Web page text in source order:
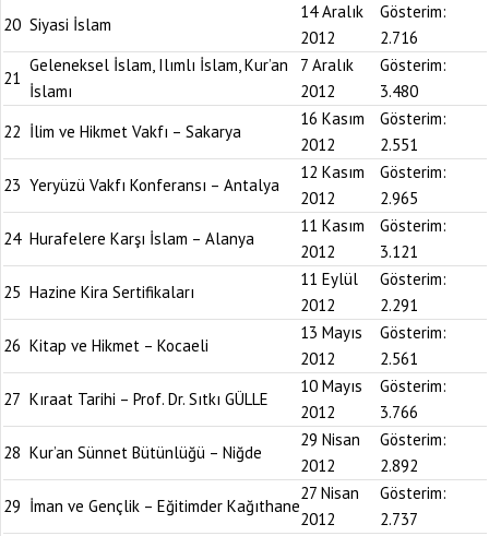
20 Siyasi İslam
14 Aralık
2012
Gösterim:
2.716
21
Geleneksel İslam, Ilımlı İslam, Kur’an
İslamı
7 Aralık
2012
Gösterim:
3.480
22 İlim ve Hikmet Vakfı – Sakarya
16 Kasım
2012
Gösterim:
2.551
23 Yeryüzü Vakfı Konferansı – Antalya
12 Kasım
2012
Gösterim:
2.965
24 Hurafelere Karşı İslam – Alanya
11 Kasım
2012
Gösterim:
3.121
25 Hazine Kira Sertifikaları
11 Eylül
2012
Gösterim:
2.291
26 Kitap ve Hikmet – Kocaeli
13 Mayıs
2012
Gösterim:
2.561
27 Kıraat Tarihi – Prof. Dr. Sıtkı GÜLLE
10 Mayıs
2012
Gösterim:
3.766
28 Kur’an Sünnet Bütünlüğü – Niğde
29 Nisan
2012
Gösterim:
2.892
29 İman ve Gençlik – Eğitimder Kağıthane
27 Nisan
2012
Gösterim:
2.737